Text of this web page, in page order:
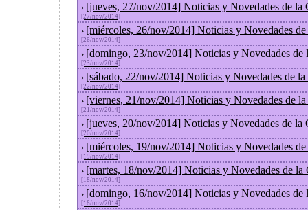
› [jueves, 27/nov/2014] Noticias y Novedades de la
[27/nov/2014]
› [miércoles, 26/nov/2014] Noticias y Novedades
[26/nov/2014]
› [domingo, 23/nov/2014] Noticias y Novedades de
[23/nov/2014]
› [sábado, 22/nov/2014] Noticias y Novedades de
[22/nov/2014]
› [viernes, 21/nov/2014] Noticias y Novedades de
[21/nov/2014]
› [jueves, 20/nov/2014] Noticias y Novedades de la
[20/nov/2014]
› [miércoles, 19/nov/2014] Noticias y Novedades
[19/nov/2014]
› [martes, 18/nov/2014] Noticias y Novedades de la
[18/nov/2014]
› [domingo, 16/nov/2014] Noticias y Novedades de
[16/nov/2014]